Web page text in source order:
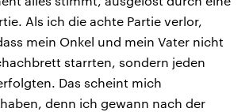
Als ich die achte Partie verlor,
mein Onkel und mein Vater nicht
starrten, sondern jeden
Das scheint mich
denn ich gewann nach der